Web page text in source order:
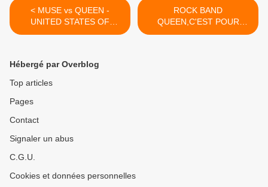
< MUSE vs QUEEN -
UNITED STATES OF
EURASIA - BOHEMIAN
ROCK BAND
QUEEN,C'EST POUR
QUAND ? >
Hébergé par Overblog
Top articles
Pages
Contact
Signaler un abus
C.G.U.
Cookies et données personnelles